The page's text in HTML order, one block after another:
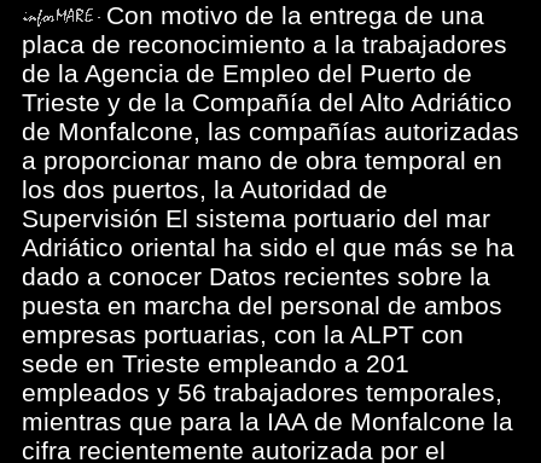
Con motivo de la entrega de una
placa de reconocimiento a la trabajadores
de la Agencia de Empleo del Puerto de
Trieste y de la Compañía del Alto Adriático
de Monfalcone, las compañías autorizadas
a proporcionar mano de obra temporal en
los dos puertos, la Autoridad de
Supervisión El sistema portuario del mar
Adriático oriental ha sido el que más se ha
dado a conocer Datos recientes sobre la
puesta en marcha del personal de ambos
empresas portuarias, con la ALPT con
sede en Trieste empleando a 201
empleados y 56 trabajadores temporales,
mientras que para la IAA de Monfalcone la
cifra recientemente autorizada por el